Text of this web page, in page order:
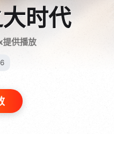
时代
供播放